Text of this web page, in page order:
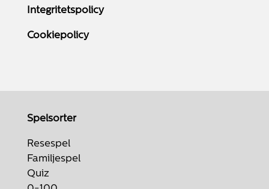
Integritetspolicy
Cookiepolicy
Spelsorter
Resespel
Familjespel
Quiz